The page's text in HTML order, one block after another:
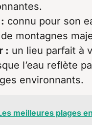
connu pour son
montagnes
: un lieu parfait à
l’eau reflète
environnants.
meilleures plages